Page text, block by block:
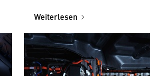
Weiterlesen